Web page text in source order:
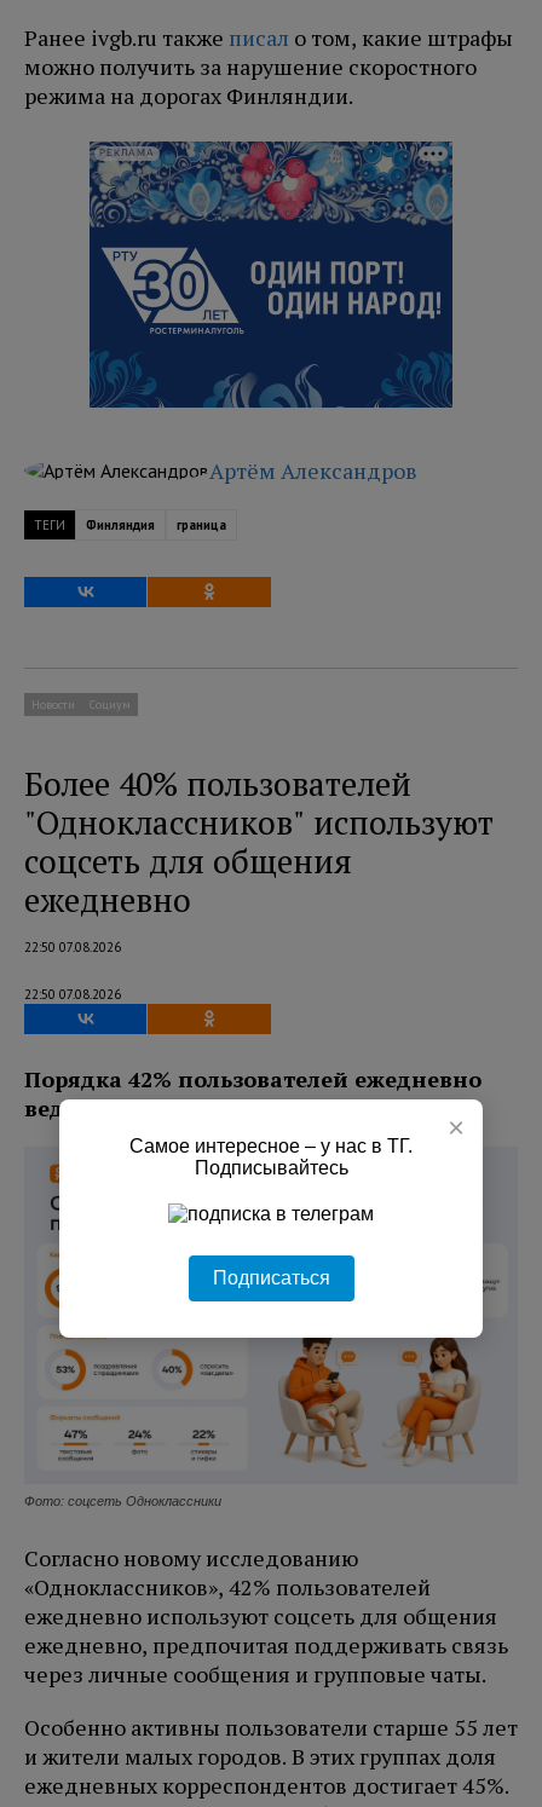
Ранее ivgb.ru также писал о том, какие штрафы
можно получить за нарушение скоростного
режима на дорогах Финляндии.
РЕКЛАМА
Артём Александров
ТЕГИ Финляндия граница
Новости Социум
Более 40% пользователей
"Одноклассников" используют
соцсеть для общения
ежедневно
22:50 07.08.2026
22:50 07.08.2026
Порядка 42% пользователей ежедневно
ведут переписку с близкими в соцсети.
Фото: соцсеть Одноклассники
Согласно новому исследованию
«Одноклассников», 42% пользователей
ежедневно используют соцсеть для общения
ежедневно, предпочитая поддерживать связь
через личные сообщения и групповые чаты.
Особенно активны пользователи старше 55 лет
и жители малых городов. В этих группах доля
ежедневных корреспондентов достигает 45%.
×
Самое интересное – у нас в ТГ.
Подписывайтесь
Подписаться